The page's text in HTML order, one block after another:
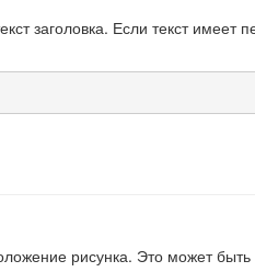
заголовка. Если текст имеет
рисунка. Это может быть